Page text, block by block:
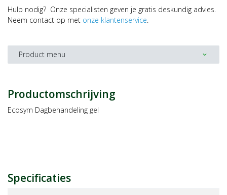
Hulp nodig? Onze specialisten geven je gratis deskundig advies.
Neem contact op met onze klantenservice.
Product menu expand_more
Productomschrijving
Ecosym Dagbehandeling gel
Specificaties